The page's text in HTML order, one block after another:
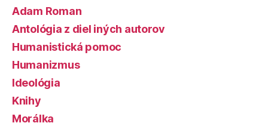
Adam Roman
Antológia z diel iných autorov
Humanistická pomoc
Humanizmus
Ideológia
Knihy
Morálka